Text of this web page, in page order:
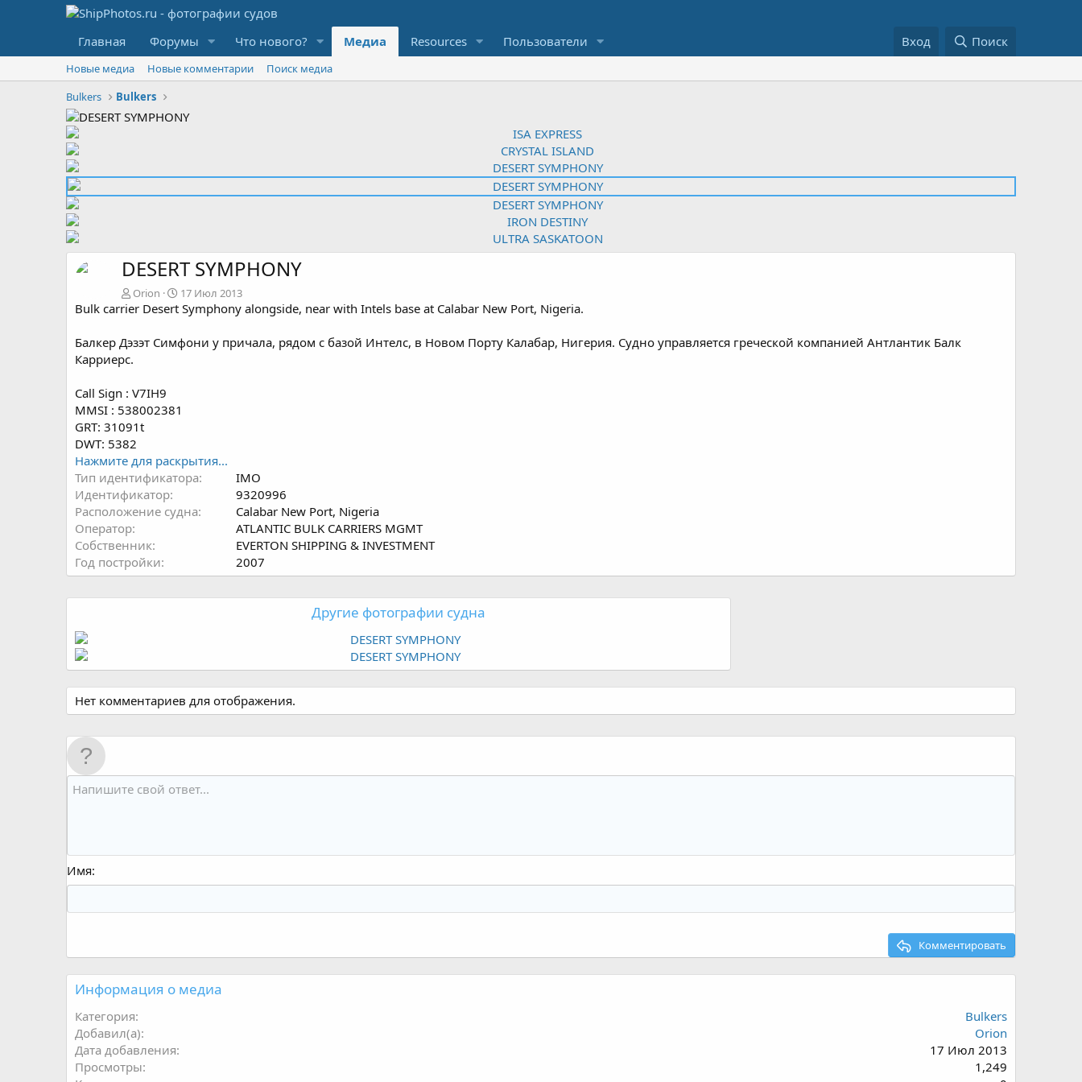
Главная Форумы Что нового? Медиа Resources Пользователи Вход Поиск
Новые медиа Новые комментарии
Поиск медиа
Bulkers
Bulkers
DESERT SYMPHONY
Orion 17 Июл 2013
Bulk carrier Desert Symphony alongside, near with Intels base at Calabar New Port, Nigeria.
Балкер Дэзэт Симфони у причала, рядом с базой Интелс, в Новом Порту Калабар, Нигерия. Судно управляется греческой компанией Антлантик Балк
Карриерс.
Call Sign : V7IH9
MMSI : 538002381
GRT: 31091t
DWT: 5382
Нажмите для раскрытия...
Тип идентификатора
IMO
Идентификатор
9320996
Расположение судна
Calabar New Port, Nigeria
Оператор
ATLANTIC BULK CARRIERS MGMT
Собственник
EVERTON SHIPPING & INVESTMENT
Год постройки
2007
Другие фотографии судна
Нет комментариев для отображения.
Имя
Комментировать
Информация о медиа
Категория
Bulkers
Добавил(а)
Orion
Дата добавления
17 Июл 2013
Просмотры
1,249